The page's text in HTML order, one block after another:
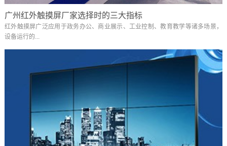
广州红外触摸屏厂家选择时的三大指标
红外触摸屏广泛应用于政务办公、商业展示、工业控制、教育教学等诸多场景，
设备运行的...